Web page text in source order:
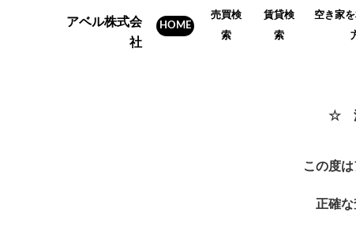
アベル株式会
社
HOME
売買検
索
賃貸検
索
空き家
☆ 浜
この度
正確